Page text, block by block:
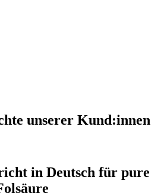
unserer Kund:innen
in Deutsch für pure